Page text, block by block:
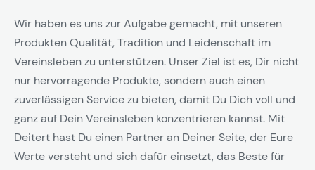
Wir haben es uns zur Aufgabe gemacht, mit unseren
Produkten Qualität, Tradition und Leidenschaft im
Vereinsleben zu unterstützen. Unser Ziel ist es, Dir nicht
nur hervorragende Produkte, sondern auch einen
zuverlässigen Service zu bieten, damit Du Dich voll und
ganz auf Dein Vereinsleben konzentrieren kannst. Mit
Deitert hast Du einen Partner an Deiner Seite, der Eure
Werte versteht und sich dafür einsetzt, das Beste für